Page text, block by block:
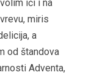
ići i na
miris
a
od štandova
Adventa,